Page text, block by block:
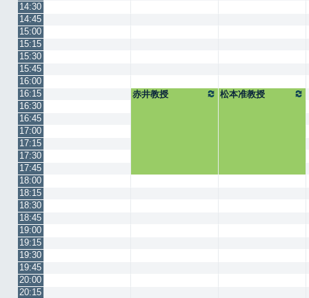
14:30
14:45
15:00
15:15
15:30
15:45
16:00
16:15
赤井教授
松本准教授
16:30
16:45
17:00
17:15
17:30
17:45
18:00
18:15
18:30
18:45
19:00
19:15
19:30
19:45
20:00
20:15